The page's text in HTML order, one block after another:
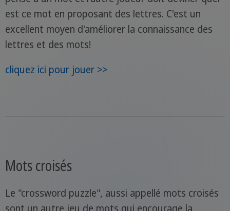
est ce mot en proposant des lettres. C'est un
excellent moyen d'améliorer la connaissance des
lettres et des mots!
cliquez ici pour jouer >>
Mots croisés
Le "crossword puzzle", aussi appellé mots croisés